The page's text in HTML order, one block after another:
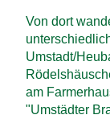
Von dort
Umstadt/
am
"Umstädter